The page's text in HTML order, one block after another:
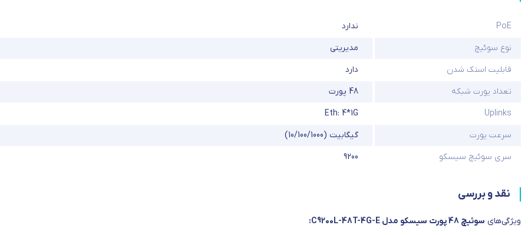
PoE
ندارد
نوع سوئیچ
مدیریتی
قابلیت استک شدن
دارد
تعداد پورت شبکه
48 پورت
Uplinks
Eth: 4*1G
سرعت پورت
گیگابیت (10/100/1000)
سری سوئیچ سیسکو
9200
نقد و بررسی
ویژگی‌های سوئیچ 48 پورت سیسکو مدل C9200L-48T-4G-E: